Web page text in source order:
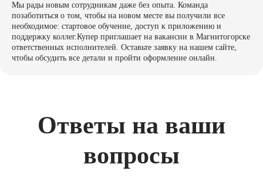
Мы рады новым сотрудникам даже без опыта. Команда
позаботиться о том, чтобы на новом месте вы получили все
необходимое: стартовое обучение, доступ к приложению и
поддержку коллег.Купер приглашает на вакансии в Магнитогорске
ответственных исполнителей. Оставьте заявку на нашем сайте,
чтобы обсудить все детали и пройти оформление онлайн.
Ответы на ваши
вопросы